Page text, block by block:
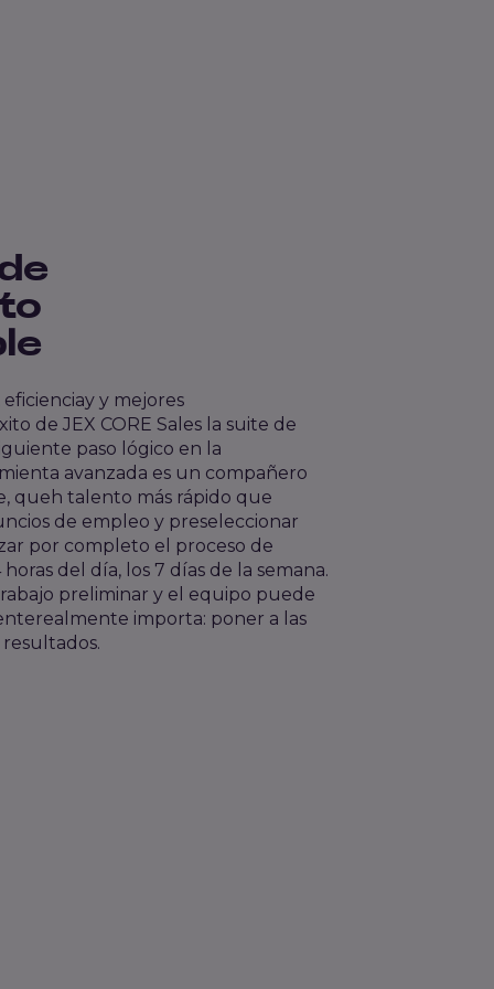
eficienciay y mejores
de JEX CORE Sales la suite de
paso lógico en la
avanzada es un compañero
que h talento más rápido que
de empleo y preseleccionar
por completo el proceso de
del día, los 7 días de la semana.
preliminar y el equipo puede
realmente importa: poner a las